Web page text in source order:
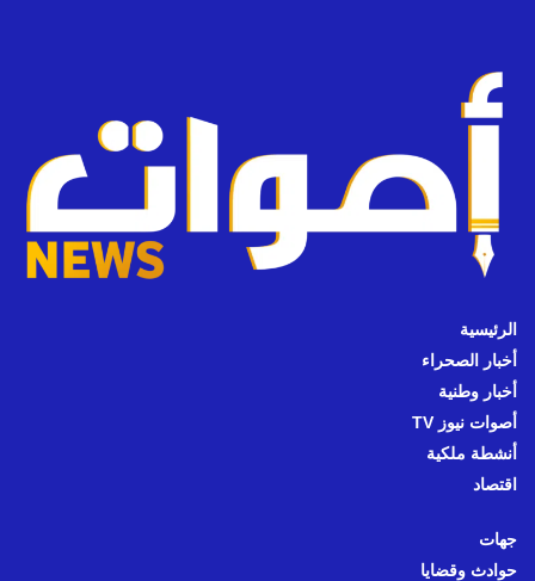
الرئيسية
أخبار الصحراء
أخبار وطنية
أصوات نيوز TV
أنشطة ملكية
اقتصاد
جهات
حوادث وقضايا